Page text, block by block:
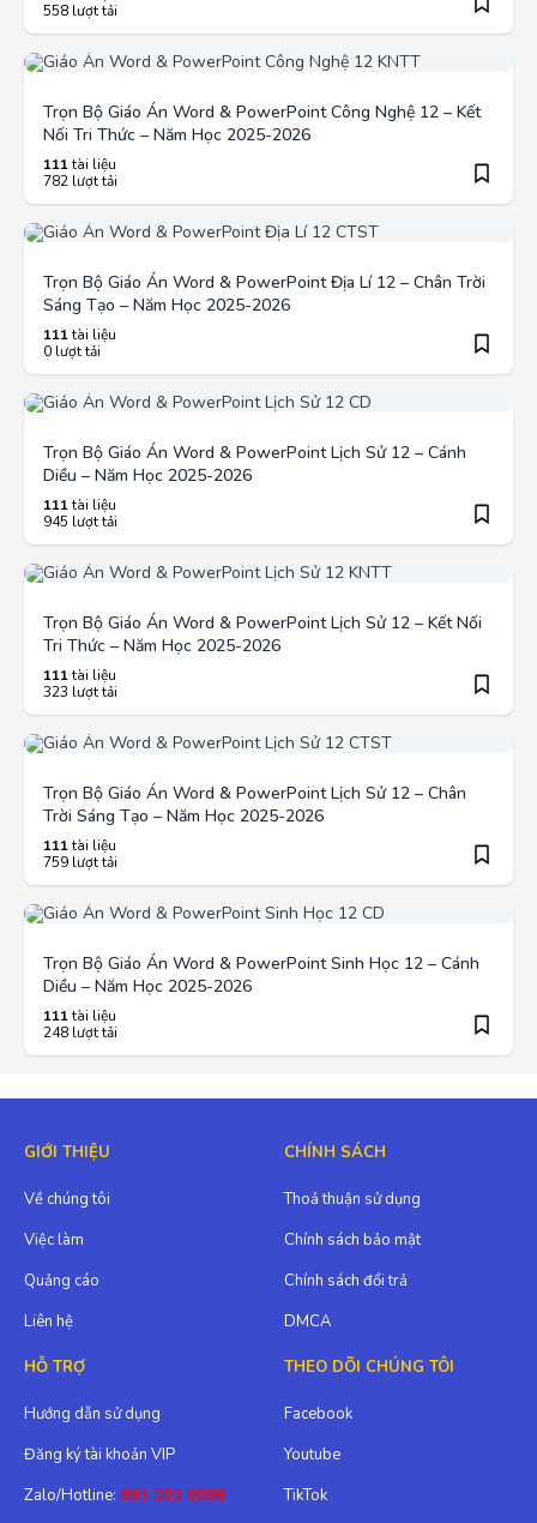
558 lượt tải
Trọn Bộ Giáo Án Word & PowerPoint Công Nghệ 12 – Kết
Nối Tri Thức – Năm Học 2025-2026
111tài liệu
782 lượt tải
Trọn Bộ Giáo Án Word & PowerPoint Địa Lí 12 – Chân Trời
Sáng Tạo – Năm Học 2025-2026
111tài liệu
0 lượt tải
Trọn Bộ Giáo Án Word & PowerPoint Lịch Sử 12 – Cánh
Diều – Năm Học 2025-2026
111tài liệu
945 lượt tải
Trọn Bộ Giáo Án Word & PowerPoint Lịch Sử 12 – Kết Nối
Tri Thức – Năm Học 2025-2026
111tài liệu
323 lượt tải
Trọn Bộ Giáo Án Word & PowerPoint Lịch Sử 12 – Chân
Trời Sáng Tạo – Năm Học 2025-2026
111tài liệu
759 lượt tải
Trọn Bộ Giáo Án Word & PowerPoint Sinh Học 12 – Cánh
Diều – Năm Học 2025-2026
111tài liệu
248 lượt tải
GIỚI THIỆU
Về chúng tôi
Việc làm
Quảng cáo
Liên hệ
CHÍNH SÁCH
Thoả thuận sử dụng
Chính sách bảo mật
Chính sách đổi trả
DMCA
HỖ TRỢ
Hướng dẫn sử dụng
Đăng ký tài khoản VIP
Zalo/Hotline: 093 303 0098
THEO DÕI CHÚNG TÔI
Facebook
Youtube
TikTok